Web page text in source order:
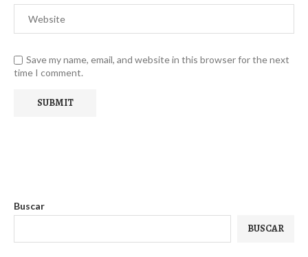
Save my name, email, and website in this browser for the next
time I comment.
Buscar
BUSCAR